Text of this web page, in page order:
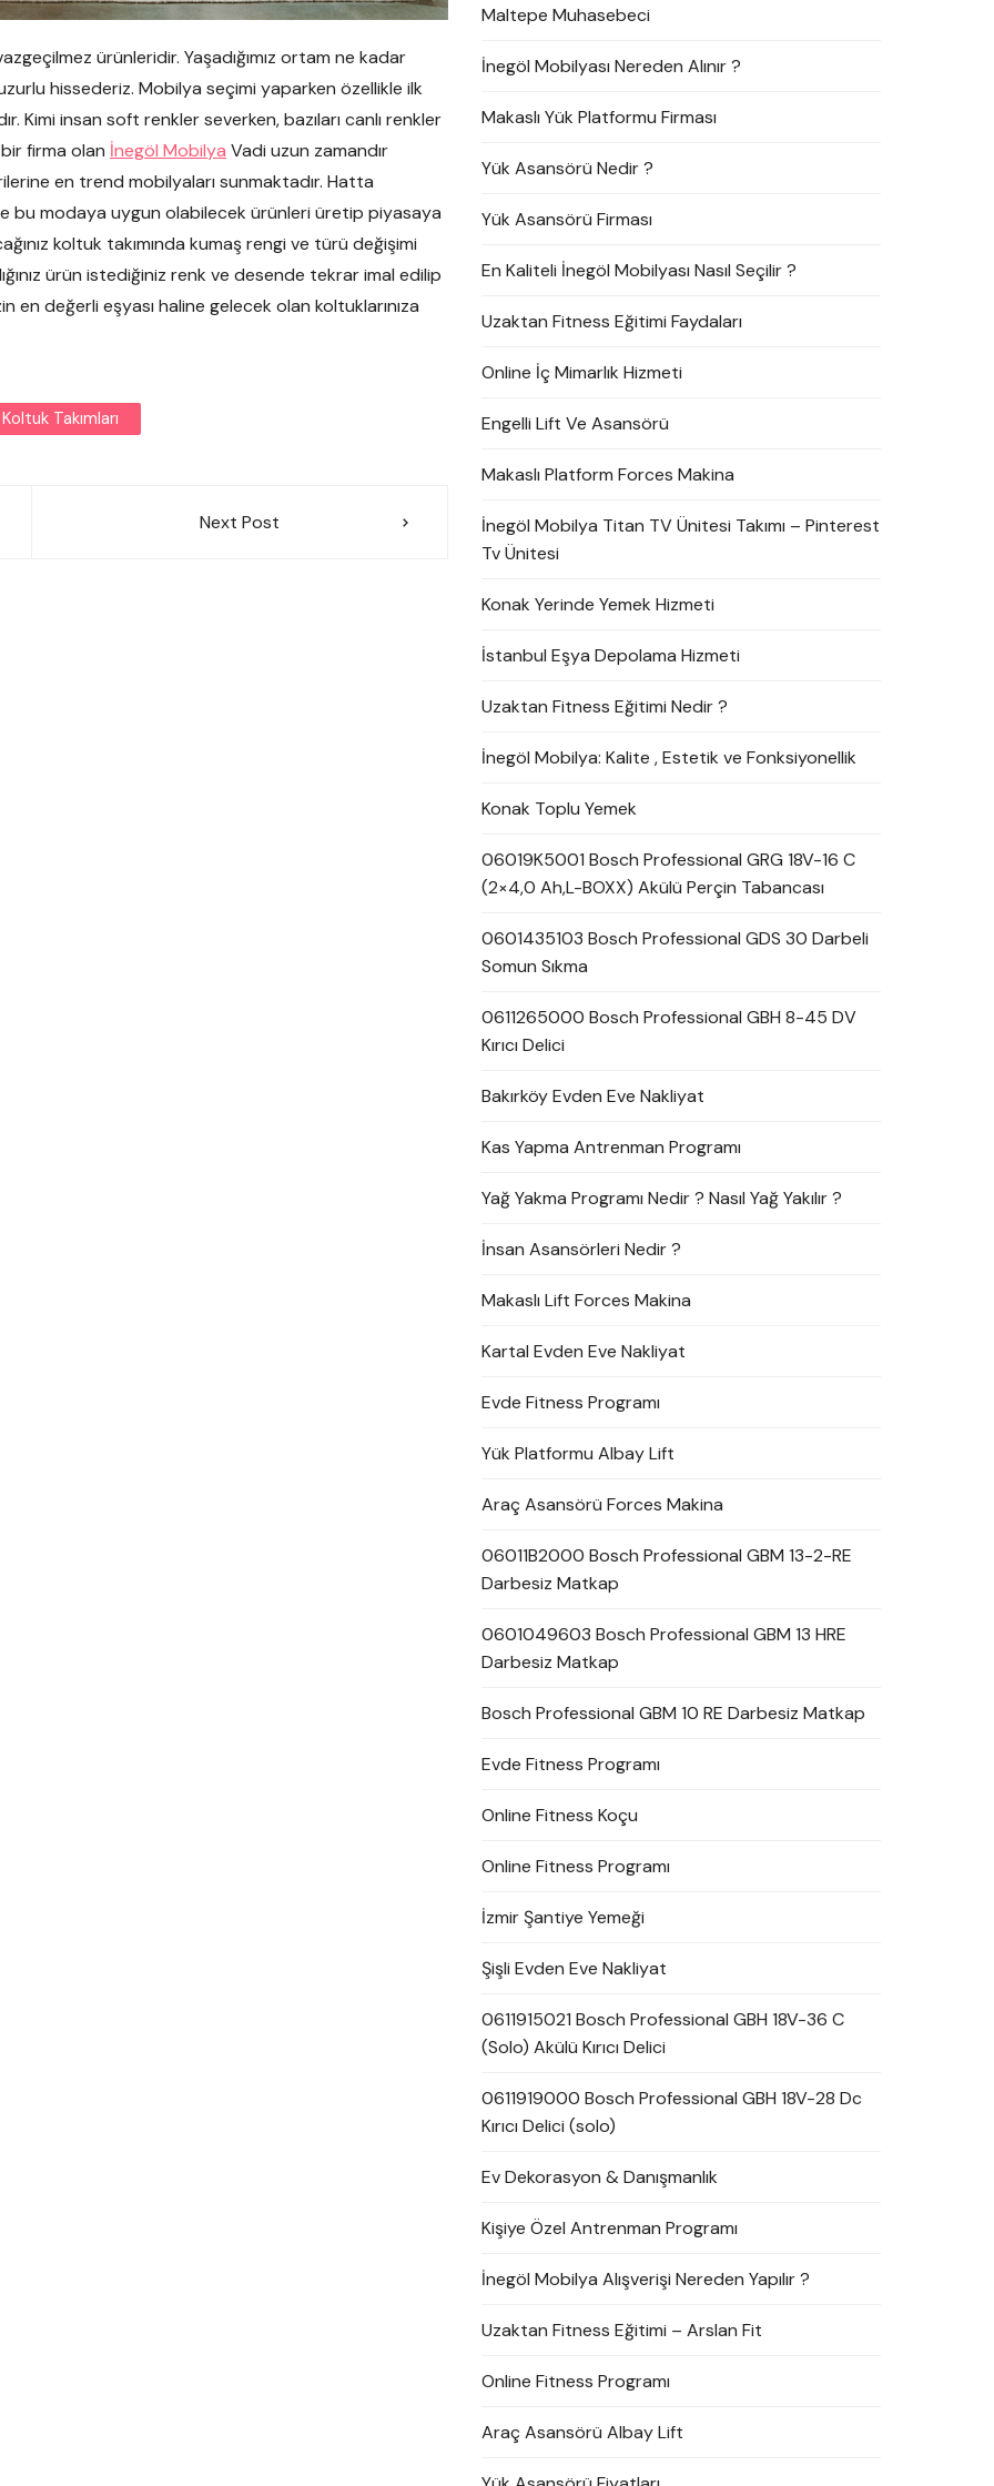
ürünleridir. Yaşadığımız ortam ne kadar
hissederiz. Mobilya seçimi yaparken özellikle ilk
Kimi insan soft renkler severken, bazıları canlı renkler
firma olan İnegöl Mobilya Vadi uzun zamandır
en trend mobilyaları sunmaktadır. Hatta
bu modaya uygun olabilecek ürünleri üretip piyasaya
koltuk takımında kumaş rengi ve türü değişimi
ürün istediğiniz renk ve desende tekrar imal edilip
değerli eşyası haline gelecek olan koltuklarınıza
Koltuk Takımları
Next Post
Maltepe Muhasebeci
İnegöl Mobilyası Nereden Alınır ?
Makaslı Yük Platformu Firması
Yük Asansörü Nedir ?
Yük Asansörü Firması
En Kaliteli İnegöl Mobilyası Nasıl Seçilir ?
Uzaktan Fitness Eğitimi Faydaları
Online İç Mimarlık Hizmeti
Engelli Lift Ve Asansörü
Makaslı Platform Forces Makina
İnegöl Mobilya Titan TV Ünitesi Takımı – Pinterest
Tv Ünitesi
Konak Yerinde Yemek Hizmeti
İstanbul Eşya Depolama Hizmeti
Uzaktan Fitness Eğitimi Nedir ?
İnegöl Mobilya: Kalite , Estetik ve Fonksiyonellik
Konak Toplu Yemek
06019K5001 Bosch Professional GRG 18V-16 C
(2×4,0 Ah,L-BOXX) Akülü Perçin Tabancası
0601435103 Bosch Professional GDS 30 Darbeli
Somun Sıkma
0611265000 Bosch Professional GBH 8-45 DV
Kırıcı Delici
Bakırköy Evden Eve Nakliyat
Kas Yapma Antrenman Programı
Yağ Yakma Programı Nedir ? Nasıl Yağ Yakılır ?
İnsan Asansörleri Nedir ?
Makaslı Lift Forces Makina
Kartal Evden Eve Nakliyat
Evde Fitness Programı
Yük Platformu Albay Lift
Araç Asansörü Forces Makina
06011B2000 Bosch Professional GBM 13-2-RE
Darbesiz Matkap
0601049603 Bosch Professional GBM 13 HRE
Darbesiz Matkap
Bosch Professional GBM 10 RE Darbesiz Matkap
Evde Fitness Programı
Online Fitness Koçu
Online Fitness Programı
İzmir Şantiye Yemeği
Şişli Evden Eve Nakliyat
0611915021 Bosch Professional GBH 18V-36 C
(Solo) Akülü Kırıcı Delici
0611919000 Bosch Professional GBH 18V-28 Dc
Kırıcı Delici (solo)
Ev Dekorasyon & Danışmanlık
Kişiye Özel Antrenman Programı
İnegöl Mobilya Alışverişi Nereden Yapılır ?
Uzaktan Fitness Eğitimi – Arslan Fit
Online Fitness Programı
Araç Asansörü Albay Lift